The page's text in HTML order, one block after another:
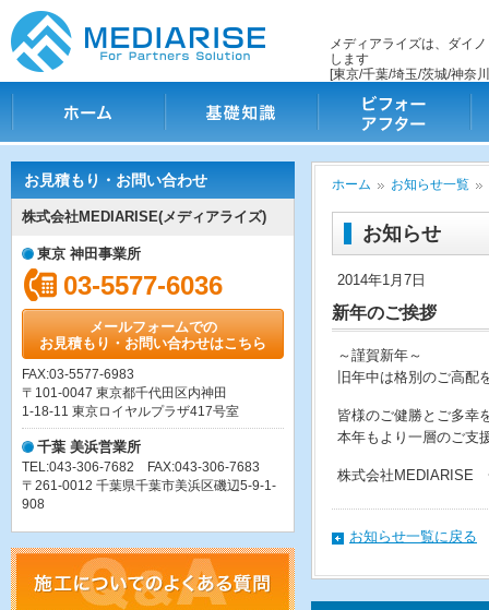
メディアライズは、ダイ
します
[東京/千葉/埼玉/茨城/神奈
ホーム 基礎知識 ビフォー・アフター 施
お見積もり・お問い合わせ
株式会社MEDIARISE(メディアライズ)
東京 神田事業所
03-5577-6036
メールフォームでの
お見積もり・お問い合わせはこちら
FAX:03-5577-6983
〒101-0047 東京都千代田区内神田
1-18-11 東京ロイヤルプラザ417号室
千葉 美浜営業所
TEL:043-306-7682 FAX:043-306-7683
〒261-0012 千葉県千葉市美浜区磯辺5-9-1-
908
ホーム お知らせ一覧
お知らせ
2014年1月7日
新年のご挨拶
～謹賀新年～
旧年中は格別のご高配
皆様のご健勝とご多幸
本年もより一層のご支
株式会社MEDIARISE
お知らせ一覧に戻る